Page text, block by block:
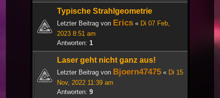
Typische Strahlgeometrie
Letzter Beitrag von Erics « Di 07 Feb,
2023 8:51 am
Antworten: 1
Laser geht nicht ganz aus!
Letzter Beitrag von Bjoern47475 « Di 15
Nov, 2022 11:39 am
Antworten: 9